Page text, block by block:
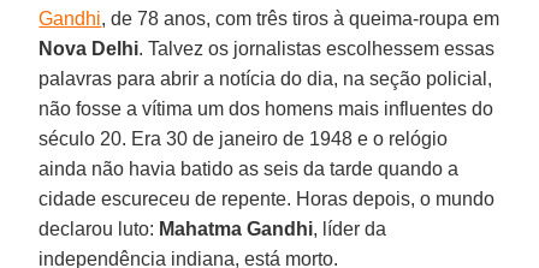
Gandhi, de 78 anos, com três tiros à queima-roupa em
Nova Delhi. Talvez os jornalistas escolhessem essas
palavras para abrir a notícia do dia, na seção policial,
não fosse a vítima um dos homens mais influentes do
século 20. Era 30 de janeiro de 1948 e o relógio
ainda não havia batido as seis da tarde quando a
cidade escureceu de repente. Horas depois, o mundo
declarou luto: Mahatma Gandhi, líder da
independência indiana, está morto.